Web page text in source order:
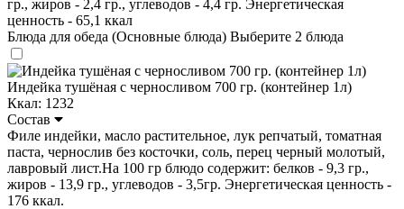
гр., жиров - 2,4 гр., углеводов - 4,4 гр. Энергетическая
ценность - 65,1 ккал
Блюда для обеда (Основные блюда) Выберите 2 блюда
Индейка тушёная с черносливом 700 гр. (контейнер 1л)
Ккал: 1232
Состав
Филе индейки, масло растительное, лук репчатый, томатная
паста, чернослив без косточки, соль, перец черный молотый,
лавровый лист.На 100 гр блюдо содержит: белков - 9,3 гр.,
жиров - 13,9 гр., углеводов - 3,5гр. Энергетическая ценность -
176 ккал.